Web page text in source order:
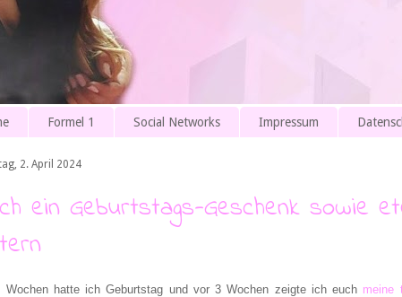
Formel 1 Social Networks Impressum
2. April 2024
ein Geburtstags-Geschenk sowie
Wochen hatte ich Geburtstag und vor 3 Wochen zeigte ich euch meine